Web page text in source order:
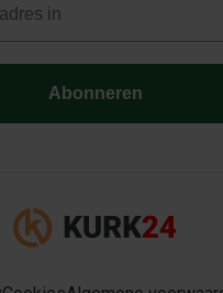
Abonneren